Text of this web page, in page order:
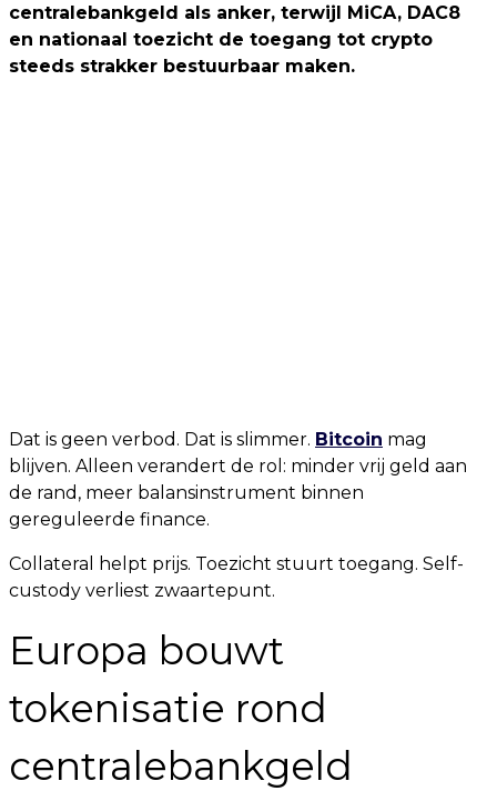
centralebankgeld als anker, terwijl MiCA, DAC8
en nationaal toezicht de toegang tot crypto
steeds strakker bestuurbaar maken.
Dat is geen verbod. Dat is slimmer. Bitcoin mag
blijven. Alleen verandert de rol: minder vrij geld aan
de rand, meer balansinstrument binnen
gereguleerde finance.
Collateral helpt prijs. Toezicht stuurt toegang. Self-
custody verliest zwaartepunt.
Europa bouwt
tokenisatie rond
centralebankgeld